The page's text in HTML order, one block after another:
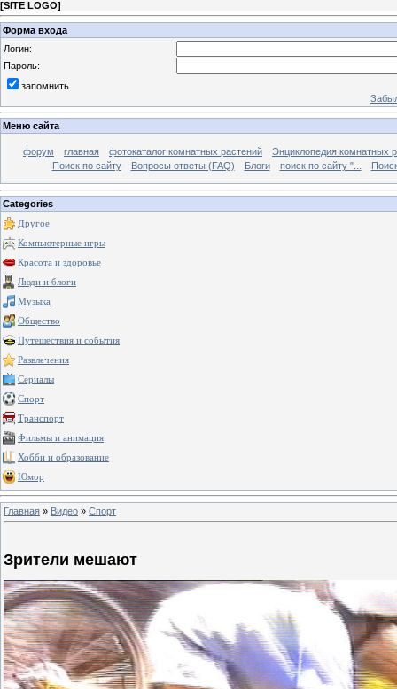
[SITE LOGO]
Форма входа
Логин:
Пароль:
запомнить
Меню сайта
форум главная фотокаталог комнатных растений
Энциклопедия комнатных
Поиск по сайту
Вопросы ответы (FAQ) Блоги поиск по сайту "...
Categories
Другое
Компьютерные игры
Красота и здоровье
Люди и блоги
Музыка
Общество
Путешествия и события
Развлечения
Сериалы
Спорт
Транспорт
Фильмы и анимация
Хобби и образование
Юмор
Главная » Видео » Спорт
Зрители мешают